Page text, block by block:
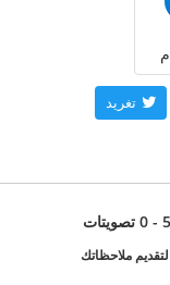
تغريد
ملاحظاتك